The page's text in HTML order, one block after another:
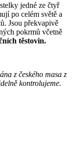
jedné ze čtyř
po celém světě a
Jsou překvapivě
pokrmů včetně
těstovin.
z českého masa z
kontrolujeme.